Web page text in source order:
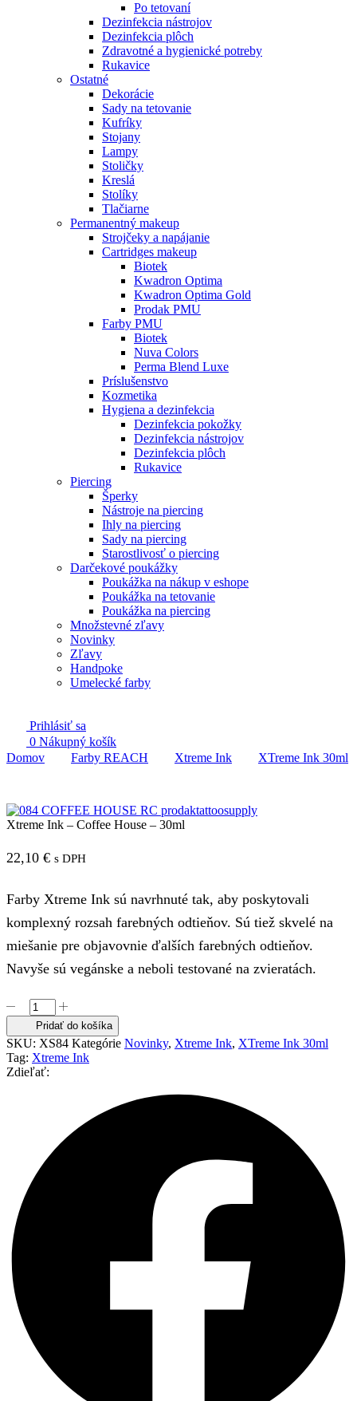
Po tetovaní
Dezinfekcia nástrojov
Dezinfekcia plôch
Zdravotné a hygienické potreby
Rukavice
Ostatné
Dekorácie
Sady na tetovanie
Kufríky
Stojany
Lampy
Stoličky
Kreslá
Stolíky
Tlačiarne
Permanentný makeup
Strojčeky a napájanie
Cartridges makeup
Biotek
Kwadron Optima
Kwadron Optima Gold
Prodak PMU
Farby PMU
Biotek
Nuva Colors
Perma Blend Luxe
Príslušenstvo
Kozmetika
Hygiena a dezinfekcia
Dezinfekcia pokožky
Dezinfekcia nástrojov
Dezinfekcia plôch
Rukavice
Piercing
Šperky
Nástroje na piercing
Ihly na piercing
Sady na piercing
Starostlivosť o piercing
Darčekové poukážky
Poukážka na nákup v eshope
Poukážka na tetovanie
Poukážka na piercing
Množstevné zľavy
Novinky
Zľavy
Handpoke
Umelecké farby
Prihlásiť sa
0 Nákupný košík
Domov
Farby REACH Xtreme Ink XTreme Ink 30ml
Xtreme Ink – Coffee House – 30ml
22,10 € s DPH
Farby Xtreme Ink sú navrhnuté tak, aby poskytovali
komplexný rozsah farebných odtieňov. Sú tiež skvelé na
miešanie pre objavovnie ďalších farebných odtieňov.
Navyše sú vegánske a neboli testované na zvieratách.
množstvo
Xtreme
Ink
-
Coffee
House
Pridať do košíka
SKU: XS84 Kategórie Novinky, Xtreme Ink, XTreme Ink 30ml
Tag: Xtreme Ink
Zdieľať: